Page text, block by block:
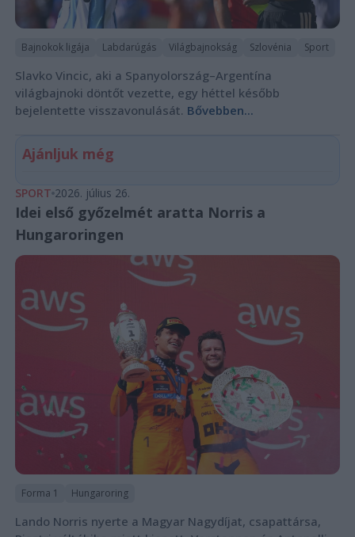
Bajnokok ligája Labdarúgás Világbajnokság Szlovénia Sport
Slavko Vincic, aki a Spanyolország–Argentína
világbajnoki döntőt vezette, egy héttel később
bejelentette visszavonulását. Bővebben...
Ajánljuk még
SPORT 2026. július 26.
Idei első győzelmét aratta Norris a
Hungaroringen
Forma 1 Hungaroring
Lando Norris nyerte a Magyar Nagydíjat, csapattársa,